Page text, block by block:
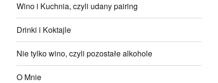
Wino i Kuchnia, czyli udany pairing
Drinki i Koktajle
Nie tylko wino, czyli pozostałe alkohole
O Mnie